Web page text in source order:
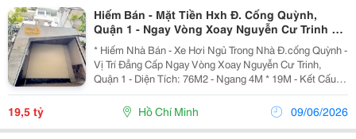
Hiếm Bán - Mặt Tiền Hxh Đ. Cống Quỳnh,
Quận 1 - Ngay Vòng Xoay Nguyễn Cư Trinh Vị
Trí Siêu Vip - Khu Đẳng Cấp Kinh Doanh Đỉnh *
Lh Giang Giang:
* Hiếm Nhà Bán - Xe Hơi Ngủ Trong Nhà Đ.cống Quỳnh -
Vị Trí Đẳng Cấp Ngay Vòng Xoay Nguyễn Cư Trinh,
Quận 1 - Diện Tích: 76M2 - Ngang 4M * 19M - Kết Cấu: 4
Tầng. - Chỉ Cách 30M Ra Mặt Tiền Chính - Xung Quanh
Nhà Cao Tầng Đồng Bộ - Khu Dân Trí Thức...
19,5 tỷ Hồ Chí Minh 09/06/2026